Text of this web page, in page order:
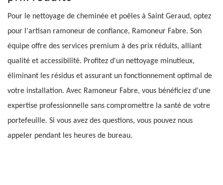
Pour le nettoyage de cheminée et poêles à Saint Geraud, optez
pour l'artisan ramoneur de confiance, Ramoneur Fabre. Son
équipe offre des services premium à des prix réduits, alliant
qualité et accessibilité. Profitez d'un nettoyage minutieux,
éliminant les résidus et assurant un fonctionnement optimal de
votre installation. Avec Ramoneur Fabre, vous bénéficiez d'une
expertise professionnelle sans compromettre la santé de votre
portefeuille. Si vous avez des questions, vous pouvez nous
appeler pendant les heures de bureau.